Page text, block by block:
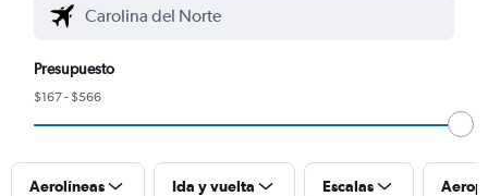
Presupuesto
$167 - $566
Aerolíneas Ida y vuelta Escalas